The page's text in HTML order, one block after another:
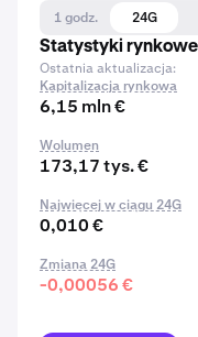
1 godz. 24G
Statystyki rynkowe
Ostatnia aktualizacja:
Kapitalizacja rynkowa
6,15 mln €
Wolumen
173,17 tys. €
Najwięcej w ciągu 24G
0,010 €
Zmiana 24G
-0,00056 €